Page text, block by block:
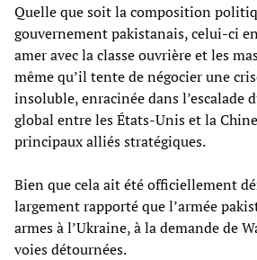
Quelle que soit la composition
gouvernement pakistanais, celui-ci
amer avec la classe ouvrière et les
même qu’il tente de négocier une
insoluble, enracinée dans l’escalade
global entre les États-Unis et la
principaux alliés stratégiques.
Bien que cela ait été officiellement
largement rapporté que l’armée
armes à l’Ukraine, à la demande de
voies détournées.